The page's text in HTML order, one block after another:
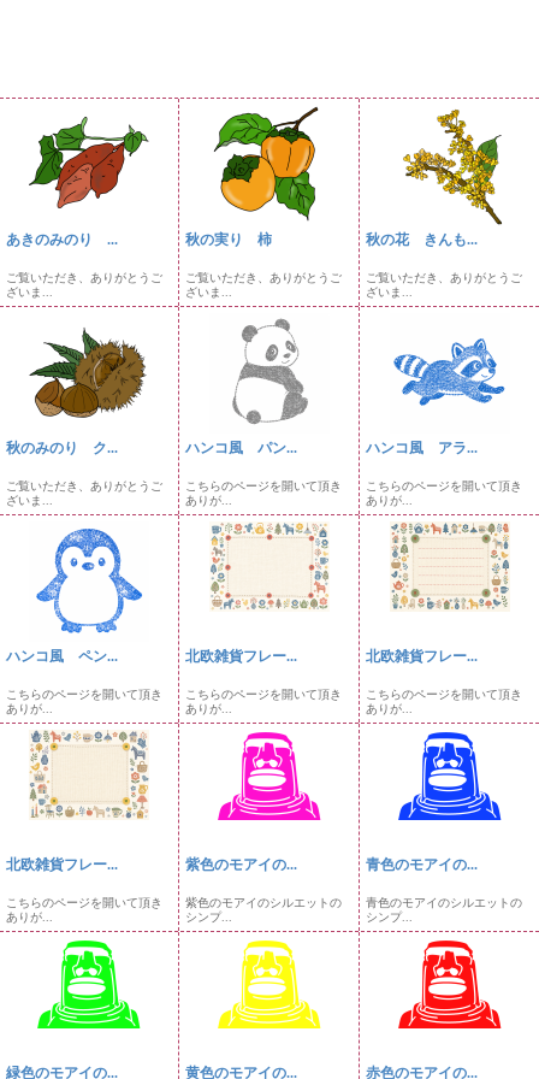
あきのみのり ...
ご覧いただき、ありがとうご
ざいま...
秋の実り 柿
ご覧いただき、ありがとうご
ざいま...
秋の花 きんも...
ご覧いただき、ありがとうご
ざいま...
秋のみのり ク...
ご覧いただき、ありがとうご
ざいま...
ハンコ風 パン...
こちらのページを開いて頂き
ありが...
ハンコ風 アラ...
こちらのページを開いて頂き
ありが...
ハンコ風 ペン...
こちらのページを開いて頂き
ありが...
北欧雑貨フレー...
こちらのページを開いて頂き
ありが...
北欧雑貨フレー...
こちらのページを開いて頂き
ありが...
北欧雑貨フレー...
こちらのページを開いて頂き
ありが...
紫色のモアイの...
紫色のモアイのシルエットの
シンプ...
青色のモアイの...
青色のモアイのシルエットの
シンプ...
緑色のモアイの... 黄色のモアイの... 赤色のモアイの...